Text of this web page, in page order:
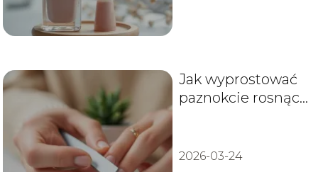
Jak wyprostować
paznokcie rosnące
2026-03-24